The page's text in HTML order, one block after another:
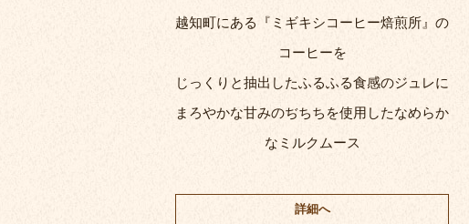
越知町にある『ミギキシコーヒー焙煎所』の
コーヒーを
じっくりと抽出したふるふる食感のジュレに
まろやかな甘みのぢちちを使用したなめらか
なミルクムース
詳細へ